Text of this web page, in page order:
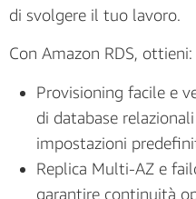
di svolgere il tuo lavoro.
Con Amazon RDS, ottieni:
Provisioning facile e
di database
impostazioni
Replica Multi-AZ e
garantire continuità